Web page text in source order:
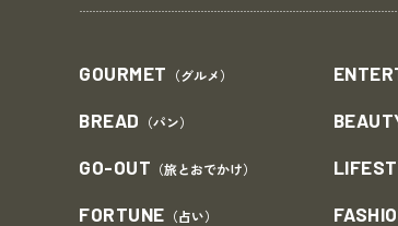
GOURMET （グルメ）
BREAD （パン）
GO-OUT （旅とおでかけ）
FORTUNE （占い）